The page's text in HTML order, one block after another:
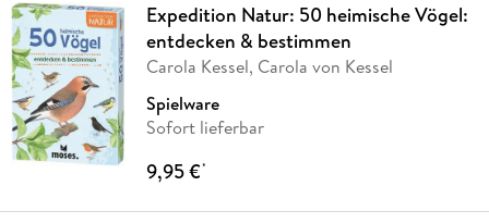
Expedition Natur: 50 heimische Vögel:
entdecken & bestimmen
Carola Kessel, Carola von Kessel
Spielware
Sofort lieferbar
9,95 €*